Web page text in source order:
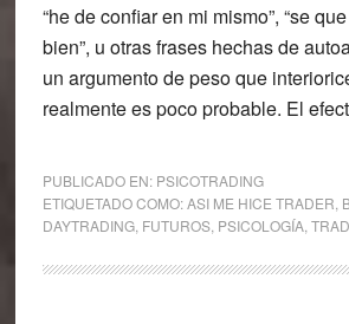
“he de confiar en mi mismo”, “se
bien”, u otras frases hechas de
un argumento de peso que
realmente es poco probable. El
PUBLICADO EN: PSICOTRADING
ETIQUETADO COMO:ASI ME HICE TRADER
DAYTRADING, FUTUROS, PSICOLOGÍA,